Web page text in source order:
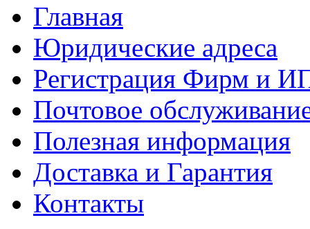
Главная
Юридические адреса
Регистрация Фирм и
Почтовое
Полезная информация
Доставка и Гарантия
Контакты